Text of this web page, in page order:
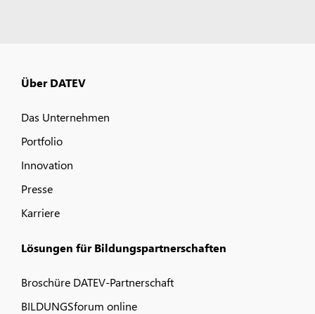
Über DATEV
Das Unternehmen
Portfolio
Innovation
Presse
Karriere
Lösungen für Bildungspartnerschaften
Broschüre DATEV-Partnerschaft
BILDUNGSforum online